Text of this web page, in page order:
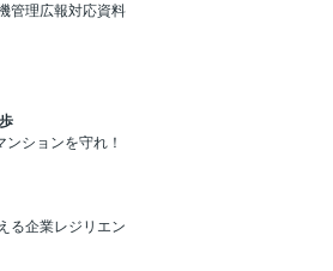
管理広報対応資料
ションを守れ！
る企業レジリエン